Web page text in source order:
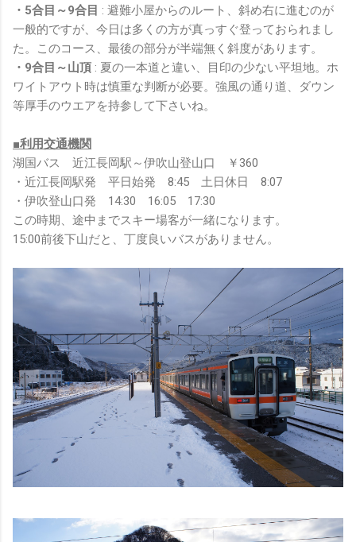
・5合目～9合目 : 避難小屋からのルート、斜め右に進むのが
一般的ですが、今日は多くの方が真っすぐ登っておられまし
た。このコース、最後の部分が半端無く斜度があります。
・9合目～山頂 : 夏の一本道と違い、目印の少ない平坦地。ホ
ワイトアウト時は慎重な判断が必要。強風の通り道、ダウン
等厚手のウエアを持参して下さいね。
■利用交通機関
湖国バス 近江長岡駅～伊吹山登山口 ￥360
・近江長岡駅発 平日始発 8:45 土日休日 8:07
・伊吹登山口発 14:30 16:05 17:30
この時期、途中までスキー場客が一緒になります。
15:00前後下山だと、丁度良いバスがありません。